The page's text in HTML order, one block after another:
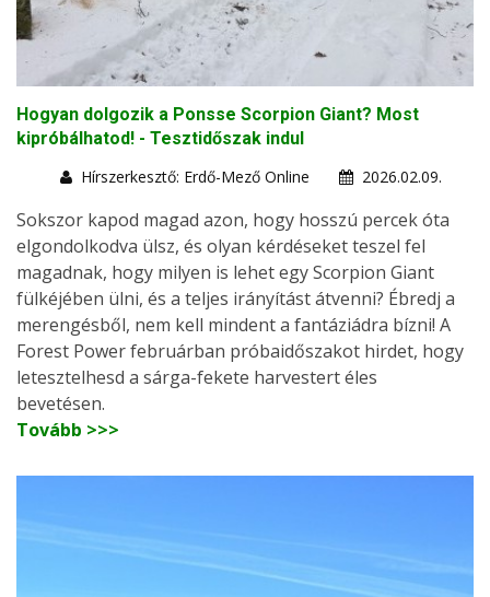
Hogyan dolgozik a Ponsse Scorpion Giant? Most
kipróbálhatod! - Tesztidőszak indul
Hírszerkesztő: Erdő-Mező Online
2026.02.09.
Sokszor kapod magad azon, hogy hosszú percek óta
elgondolkodva ülsz, és olyan kérdéseket teszel fel
magadnak, hogy milyen is lehet egy Scorpion Giant
fülkéjében ülni, és a teljes irányítást átvenni? Ébredj a
merengésből, nem kell mindent a fantáziádra bízni! A
Forest Power februárban próbaidőszakot hirdet, hogy
letesztelhesd a sárga-fekete harvestert éles
bevetésen.
Tovább >>>